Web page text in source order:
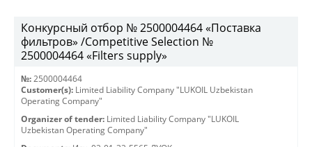
Конкурсный отбор № 2500004464 «Поставка
фильтров» /Competitive Selection №
2500004464 «Filters supply»
№: 2500004464
Customer(s): Limited Liability Company "LUKOIL Uzbekistan
Operating Company"
Organizer of tender: Limited Liability Company "LUKOIL
Uzbekistan Operating Company"